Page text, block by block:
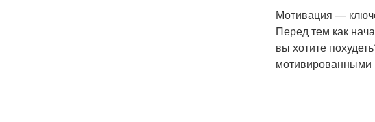
Мотивация —
Перед тем как
вы хотите
мотивированными